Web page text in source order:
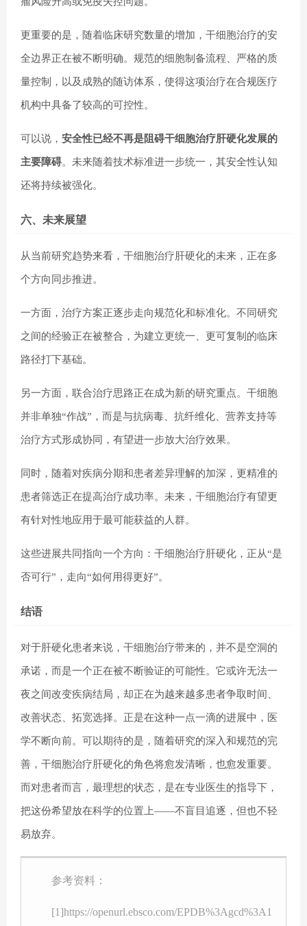
更重要的是，随着临床研究数量的增加，干细胞治疗的安
全边界正在被不断明确。规范的细胞制备流程、严格的质
量控制，以及成熟的随访体系，使得这项治疗在合规医疗
机构中具备了较高的可控性。
可以说， 安全性已经不再是阻碍干细胞治疗肝硬化发展的
主要障碍。未来随着技术标准进一步统一，其安全性认知
还将持续被强化。
六、未来展望
从当前研究趋势来看，干细胞治疗肝硬化的未来，正在多
个方向同步推进。
一方面，治疗方案正逐步走向规范化和标准化。不同研究
之间的经验正在被整合，为建立更统一、更可复制的临床
路径打下基础。
另一方面，联合治疗思路正在成为新的研究重点。干细胞
并非单独“作战”，而是与抗病毒、抗纤维化、营养支持等
治疗方式形成协同，有望进一步放大治疗效果。
同时，随着对疾病分期和患者差异理解的加深，更精准的
患者筛选正在提高治疗成功率。未来，干细胞治疗有望更
有针对性地应用于最可能获益的人群。
这些进展共同指向一个方向：干细胞治疗肝硬化，正从“是
否可行”，走向“如何用得更好”。
结语
对于肝硬化患者来说，干细胞治疗带来的，并不是空洞的
承诺，而是一个正在被不断验证的可能性。它或许无法一
夜之间改变疾病结局，却正在为越来越多患者争取时间、
改善状态、拓宽选择。正是在这种一点一滴的进展中，医
学不断向前。可以期待的是，随着研究的深入和规范的完
善，干细胞治疗肝硬化的角色将愈发清晰，也愈发重要。
而对患者而言，最理想的状态，是在专业医生的指导下，
把这份希望放在科学的位置上——不盲目追逐，但也不轻
易放弃。
参考资料：
[1]https://openurl.ebsco.com/EPDB%3Agcd%3A1